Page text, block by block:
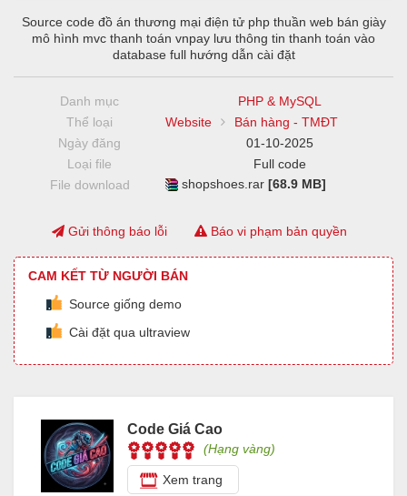
Source code đồ án thương mại điện tử php thuần web bán giày
mô hình mvc thanh toán vnpay lưu thông tin thanh toán vào
database full hướng dẫn cài đặt
Danh mục
PHP & MySQL
Thể loại
Website
Bán hàng - TMĐT
Ngày đăng
01-10-2025
Loại file
Full code
File download
shopshoes.rar[68.9 MB]
Gửi thông báo lỗi Báo vi phạm bản quyền
CAM KẾT TỪ NGƯỜI BÁN
Source giống demo
Cài đặt qua ultraview
Code Giá Cao
(Hạng vàng)
Xem trang